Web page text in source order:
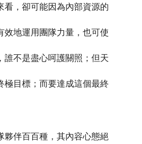
看，卻可能因為內部資源的
效地運用團隊力量，也可使
誰不是盡心呵護關照；但天
極目標；而要達成這個最終
夥伴百百種，其內容心態絕